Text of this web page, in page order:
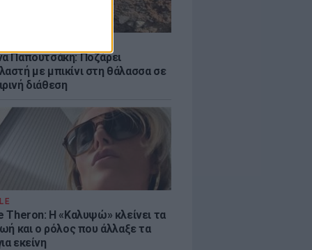
Παπουτσάκη: Ποζάρει
με μπικίνι στη θάλασσα σε
διάθεση
Theron: Η «Καλυψώ» κλείνει τα
και ο ρόλος που άλλαξε τα
εκείνη